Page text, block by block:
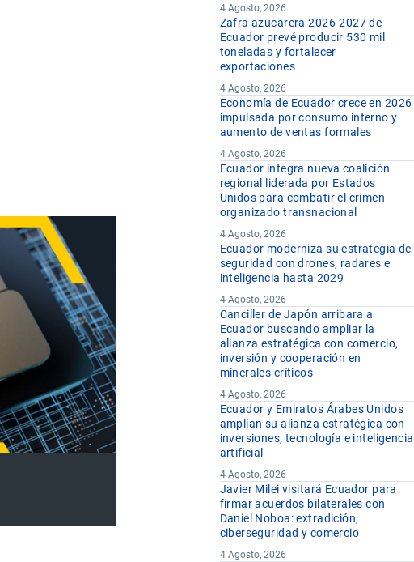
4 Agosto, 2026
Zafra azucarera 2026-2027 de
Ecuador prevé producir 530 mil
toneladas y fortalecer
exportaciones
4 Agosto, 2026
Economía de Ecuador crece en 2026
impulsada por consumo interno y
aumento de ventas formales
4 Agosto, 2026
Ecuador integra nueva coalición
regional liderada por Estados
Unidos para combatir el crimen
organizado transnacional
4 Agosto, 2026
Ecuador moderniza su estrategia de
seguridad con drones, radares e
inteligencia hasta 2029
4 Agosto, 2026
Canciller de Japón arribara a
Ecuador buscando ampliar la
alianza estratégica con comercio,
inversión y cooperación en
minerales críticos
4 Agosto, 2026
Ecuador y Emiratos Árabes Unidos
amplían su alianza estratégica con
inversiones, tecnología e inteligencia
artificial
4 Agosto, 2026
Javier Milei visitará Ecuador para
firmar acuerdos bilaterales con
Daniel Noboa: extradición,
ciberseguridad y comercio
4 Agosto, 2026